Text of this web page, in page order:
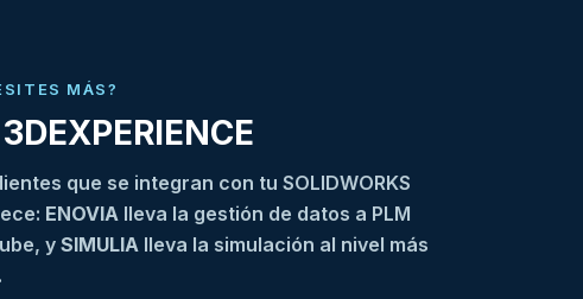
MÁS?
que se integran con tu SOLIDWORKS
ENOVIA lleva la gestión de datos a PLM
ySIMULIA lleva la simulación al nivel más